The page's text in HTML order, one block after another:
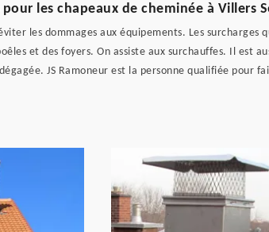
les chapeaux de cheminée à Villers
les dommages aux équipements. Les
et des foyers. On assiste aux surchauffes. Il est
JS Ramoneur est la personne qualifiée pour